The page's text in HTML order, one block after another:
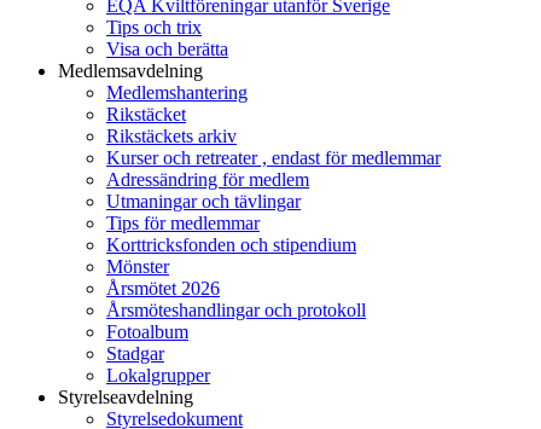
EQA Kviltföreningar utanför Sverige
Tips och trix
Visa och berätta
Medlemsavdelning
Medlemshantering
Rikstäcket
Rikstäckets arkiv
Kurser och retreater , endast för medlemmar
Adressändring för medlem
Utmaningar och tävlingar
Tips för medlemmar
Korttricksfonden och stipendium
Mönster
Årsmötet 2026
Årsmöteshandlingar och protokoll
Fotoalbum
Stadgar
Lokalgrupper
Styrelseavdelning
Styrelsedokument